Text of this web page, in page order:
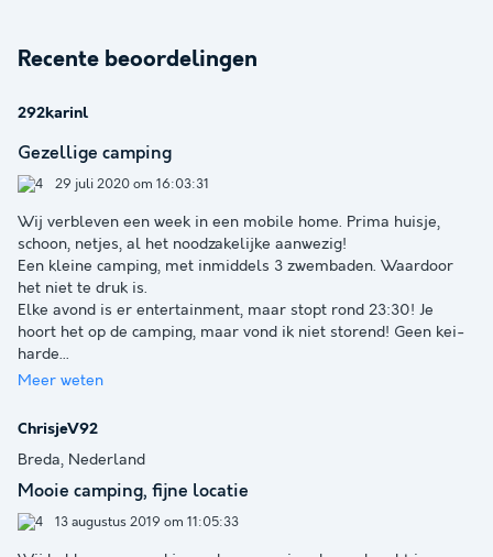
Recente beoordelingen
292karinl
Gezellige camping
29 juli 2020 om 16:03:31
Wij verbleven een week in een mobile home. Prima huisje,
schoon, netjes, al het noodzakelijke aanwezig!
Een kleine camping, met inmiddels 3 zwembaden. Waardoor
het niet te druk is.
Elke avond is er entertainment, maar stopt rond 23:30! Je
hoort het op de camping, maar vond ik niet storend! Geen kei-
harde...
Meer weten
ChrisjeV92
Breda, Nederland
Mooie camping, fijne locatie
13 augustus 2019 om 11:05:33